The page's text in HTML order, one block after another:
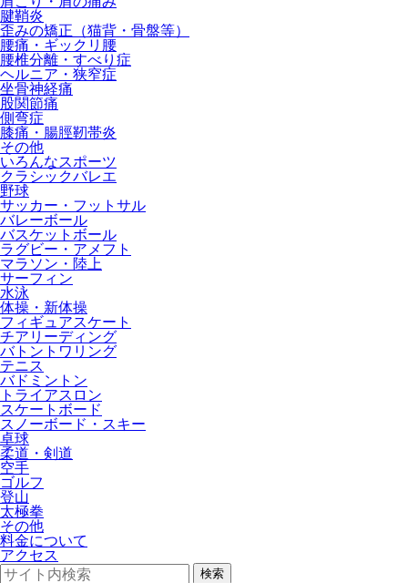
腱鞘炎
歪みの矯正（猫背・骨盤等）
腰痛・ギックリ腰
腰椎分離・すべり症
ヘルニア・狭窄症
坐骨神経痛
股関節痛
側弯症
膝痛・腸脛靭帯炎
その他
いろんなスポーツ
クラシックバレエ
野球
サッカー・フットサル
バレーボール
バスケットボール
ラグビー・アメフト
マラソン・陸上
サーフィン
水泳
体操・新体操
フィギュアスケート
チアリーディング
バトントワリング
テニス
バドミントン
トライアスロン
スケートボード
スノーボード・スキー
卓球
柔道・剣道
空手
ゴルフ
登山
太極拳
その他
料金について
アクセス
検索